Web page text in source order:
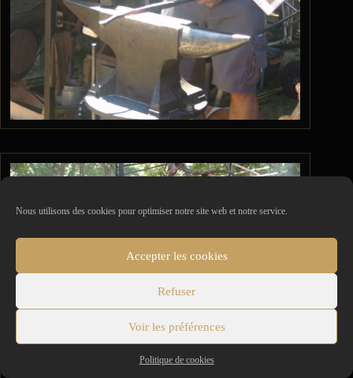
Nous utilisons des cookies pour optimiser notre site web et notre service.
Accepter les cookies
Refuser
Voir les préférences
Politique de cookies